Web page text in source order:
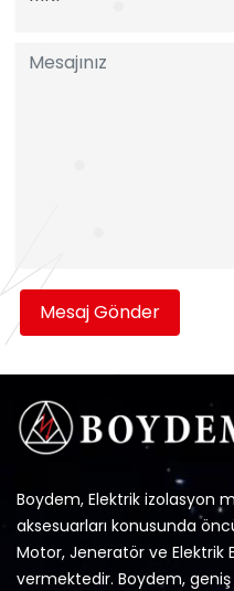
Mesaj Gönder
Boydem, Elektrik izolasyon
aksesuarları konusunda
Motor, Jeneratör ve Elektrik
vermektedir. Boydem,